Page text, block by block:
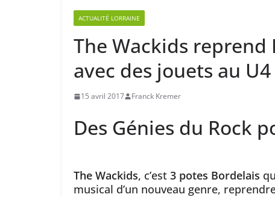
ACTUALITÉ LORRAINE
The Wackids reprend
avec des jouets au U4
15 avril 2017 Franck Kremer
Des Génies du Rock
The Wackids, c’est 3 potes Bordelais
musical d’un nouveau genre,